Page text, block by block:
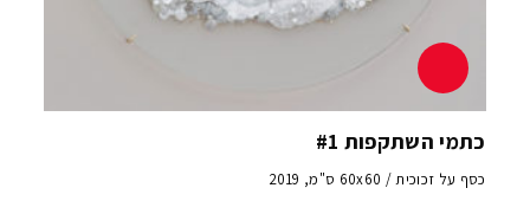
כתמי השתקפות #1
כסף על זכוכית / 60x60 ס"מ, 2019